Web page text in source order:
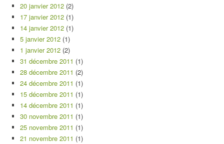
20 janvier 2012 (2)
17 janvier 2012 (1)
14 janvier 2012 (1)
5 janvier 2012 (1)
1 janvier 2012 (2)
31 décembre 2011 (1)
28 décembre 2011 (2)
24 décembre 2011 (1)
15 décembre 2011 (1)
14 décembre 2011 (1)
30 novembre 2011 (1)
25 novembre 2011 (1)
21 novembre 2011 (1)